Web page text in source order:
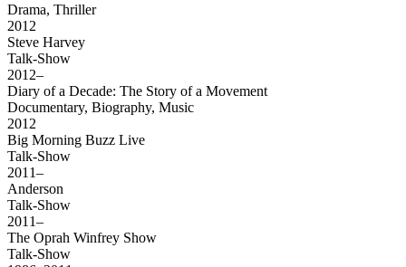
Drama, Thriller
2012
Steve Harvey
Talk-Show
2012–
Diary of a Decade: The Story of a Movement
Documentary, Biography, Music
2012
Big Morning Buzz Live
Talk-Show
2011–
Anderson
Talk-Show
2011–
The Oprah Winfrey Show
Talk-Show